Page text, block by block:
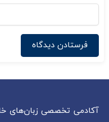
آکادمی تخصصی زبان‌های